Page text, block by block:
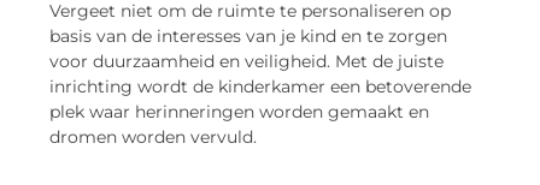
Vergeet niet om de ruimte te personaliseren op
basis van de interesses van je kind en te zorgen
voor duurzaamheid en veiligheid. Met de juiste
inrichting wordt de kinderkamer een betoverende
plek waar herinneringen worden gemaakt en
dromen worden vervuld.